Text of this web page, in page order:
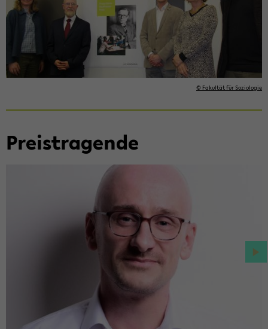
© Fa­kul­tät für So­zio­lo­gie
Preis­tra­gen­de